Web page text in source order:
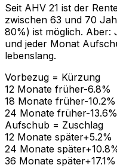
Seit AHV 21 ist der
zwischen 63 und 70
80%) ist möglich. Aber:
und jeder Monat
lebenslang.
Vorbezug = Kürzung
12 Monate früher-6.8%
18 Monate früher-10.2%
24 Monate früher-13.6%
Aufschub = Zuschlag
12 Monate später+5.2%
24 Monate später
36 Monate später+17.1%